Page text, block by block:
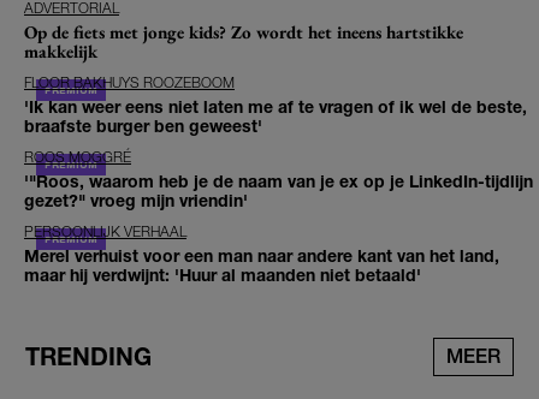
ADVERTORIAL
Op de fiets met jonge kids? Zo wordt het ineens hartstikke
makkelijk
FLOOR BAKHUYS ROOZEBOOM
'Ik kan weer eens niet laten me af te vragen of ik wel de beste,
braafste burger ben geweest'
ROOS MOGGRÉ
'"Roos, waarom heb je de naam van je ex op je LinkedIn-tijdlijn
gezet?" vroeg mijn vriendin'
PERSOONLIJK VERHAAL
Merel verhuist voor een man naar andere kant van het land,
maar hij verdwijnt: 'Huur al maanden niet betaald'
TRENDING MEER